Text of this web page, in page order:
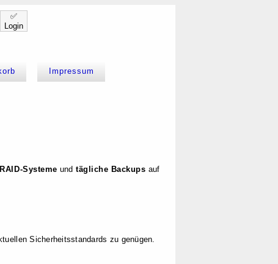
✅
Login
Impressum
Systeme undtägliche Backups auf
Sicherheitsstandards zu genügen.